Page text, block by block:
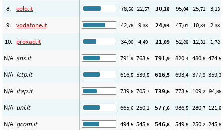
8. eolo.it 78,56 22,57 30,28 95,04 25,71 3,13
9. vodafone.it 42,78 9,33 24,94 47,01 10,34 2,33
10. proxad.it 34,90 4,49 21,09 52,88 12,31 1,78
N/A sns.it 791,9 763,5 791,9 820,4 480,8 474,5
N/A ictp.it 616,5 539,5 616,5 693,4 377,9 359,3
N/A itap.it 739,6 705,7 739,6 773,5 109,2 94,86
N/A uni.it 665,6 250,1 577,6 986,5 280,7 121,8
N/A qcom.it 494,5 545,8 546,8 549,8 250,2 245,8